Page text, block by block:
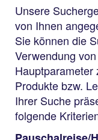
Unsere
von Ihnen
Sie können die
Verwendung
Produkte bzw.
Ihrer Suche
folgende